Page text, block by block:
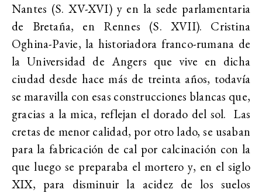
Nantes (S. XV-XVI) y en la sede parlamentaria
de Bretaña, en Rennes (S. XVII). Cristina
Oghina-Pavie, la historiadora franco-rumana de
la Universidad de Angers que vive en dicha
ciudad desde hace más de treinta años, todavía
se maravilla con esas construcciones blancas que,
gracias a la mica, reflejan el dorado del sol. Las
cretas de menor calidad, por otro lado, se usaban
para la fabricación de cal por calcinación con la
que luego se preparaba el mortero y, en el siglo
XIX, para disminuir la acidez de los suelos